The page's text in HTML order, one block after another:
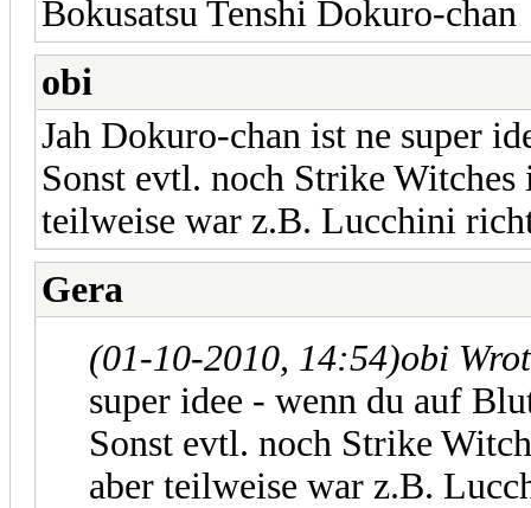
Bokusatsu Tenshi Dokuro-chan
obi
Jah Dokuro-chan ist ne super
Sonst evtl. noch Strike
teilweise war z.B. Lucchini
Gera
(01-10-2010, 14:54)obi
super idee - wenn du auf
Sonst evtl. noch Strike
aber teilweise war z.B.